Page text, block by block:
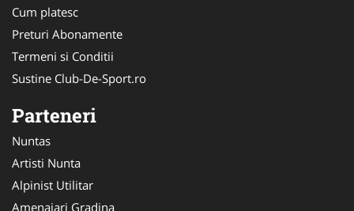
Cum platesc
Preturi Abonamente
Termeni si Conditii
Sustine Club-De-Sport.ro
Parteneri
Nuntas
Artisti Nunta
Alpinist Utilitar
Amenajari Gradina